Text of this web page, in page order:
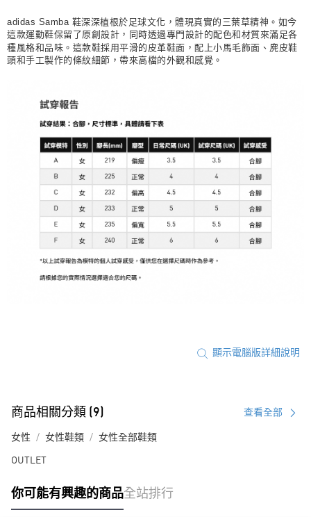
adidas Samba 鞋深深植根於足球文化，體現真實的三葉草精神。如今
這款運動鞋保留了原創設計，同時透過專門設計的配色和材質來滿足各
種風格和品味。這款鞋採用平滑的皮革鞋面，配上小馬毛飾面、麂皮鞋
頭和手工製作的條紋細節，帶來高檔的外觀和感覺。
顯示電腦版詳細說明
商品相關分類 (9) 查看全部
女性 女性鞋類 女性全部鞋類
OUTLET
你可能有興趣的商品全站排行